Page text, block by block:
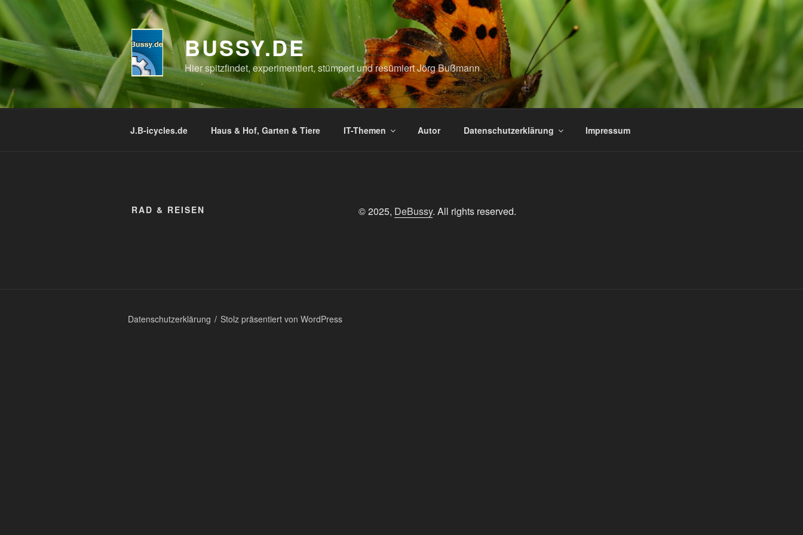
Zum
Inhalt
springen
BUSSY.DE
Hier spitzfindet, experimentiert, stümpert und resümiert Jörg Bußmann
J.B-icycles.de Haus & Hof, Garten & Tiere IT-Themen Autor Datenschutzerklärung Impressum
RAD & REISEN © 2025, DeBussy. All rights reserved.
Datenschutzerklärung Stolz präsentiert von WordPress